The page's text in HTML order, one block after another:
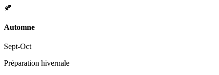
🍂
Automne
Sept-Oct
Préparation hivernale